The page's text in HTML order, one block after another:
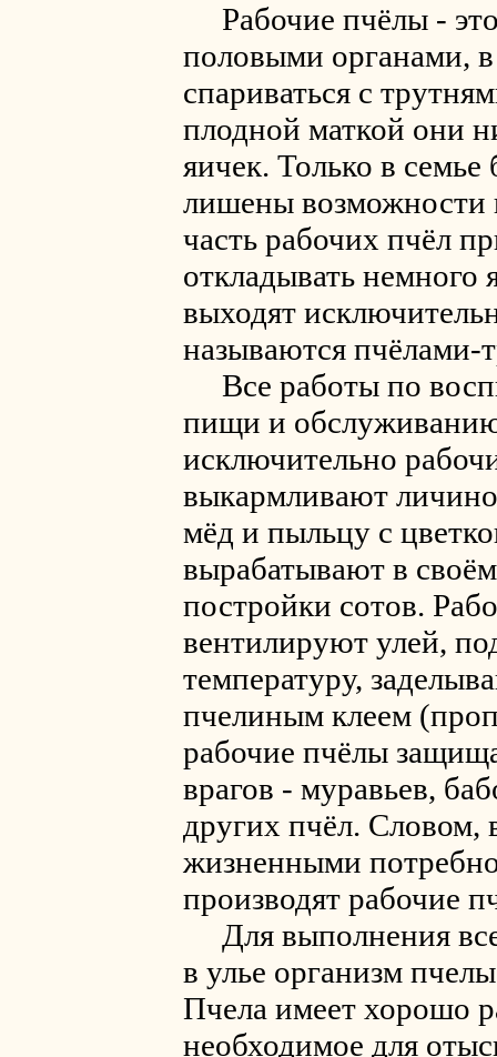
Рабочие пчёлы -
половыми органами,
спариваться с
плодной маткой они
яичек. Только в семье
лишены возможности
часть рабочих пчёл
откладывать немного
выходят
называются пчёлами-
Все работы по
пищи и
исключительно
выкармливают
мёд и пыльцу с
вырабатывают в
постройки сотов.
вентилируют улей,
температуру,
пчелиным клеем
рабочие пчёлы
врагов - муравьев,
других пчёл. Словом,
жизненными
производят рабочие
Для выполнения
в улье организм
Пчела имеет хорошо
необходимое для